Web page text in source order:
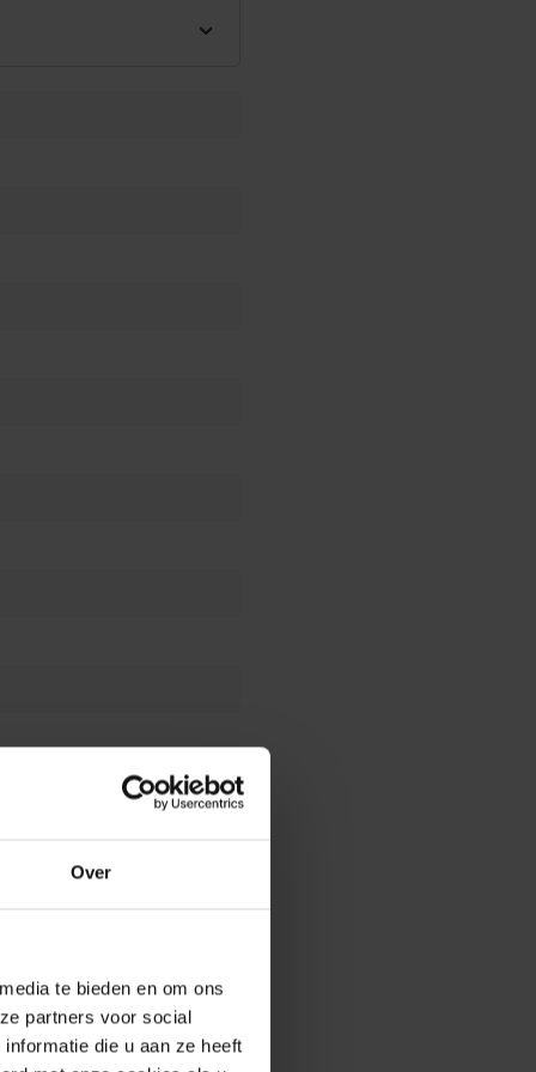
Over
te bieden en om ons
partners voor social
die u aan ze heeft